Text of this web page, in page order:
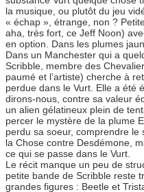
la musique, ou plutôt du jeu
« échap », étrange, non ?
aha, très fort, ce Jeff Noon)
en option. Dans les plumes
Dans un Manchester qui a
Scribble, membre des
paumé et l’artiste) cherche à
perdue dans le Vurt. Elle a été
dirons-nous, contre sa valeur
un alien gélatineux plein de
percer le mystère de la plume
perdu sa soeur, comprendre le
la Chose contre Desdémone,
ce qui se passe dans le Vurt.
Le récit manque un peu de
petite bande de Scribble reste
grandes figures : Beetle et